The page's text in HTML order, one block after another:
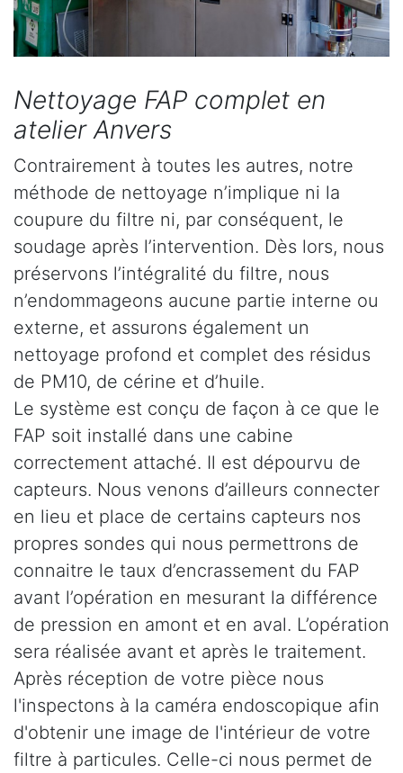
Nettoyage FAP complet en
atelier Anvers
Contrairement à toutes les autres, notre
méthode de nettoyage n’implique ni la
coupure du filtre ni, par conséquent, le
soudage après l’intervention. Dès lors, nous
préservons l’intégralité du filtre, nous
n’endommageons aucune partie interne ou
externe, et assurons également un
nettoyage profond et complet des résidus
de PM10, de cérine et d’huile.
Le système est conçu de façon à ce que le
FAP soit installé dans une cabine
correctement attaché. Il est dépourvu de
capteurs. Nous venons d’ailleurs connecter
en lieu et place de certains capteurs nos
propres sondes qui nous permettrons de
connaitre le taux d’encrassement du FAP
avant l’opération en mesurant la différence
de pression en amont et en aval. L’opération
sera réalisée avant et après le traitement.
Après réception de votre pièce nous
l'inspectons à la caméra endoscopique afin
d'obtenir une image de l'intérieur de votre
filtre à particules. Celle-ci nous permet de